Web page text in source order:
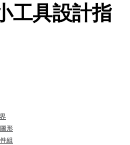
工具設計指
形
組